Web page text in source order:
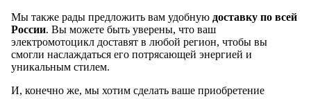
Мы также рады предложить вам удобную доставку по всей
России. Вы можете быть уверены, что ваш
электромотоцикл доставят в любой регион, чтобы вы
смогли наслаждаться его потрясающей энергией и
уникальным стилем.
И, конечно же, мы хотим сделать ваше приобретение